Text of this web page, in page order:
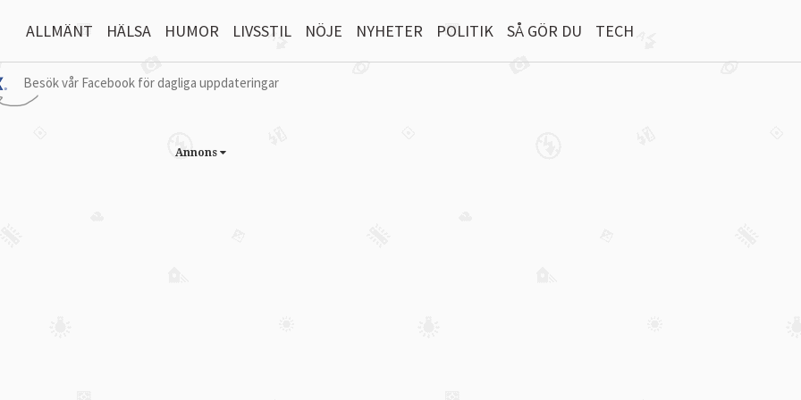
Besök vår Facebook för dagliga uppdateringar
ALLMÄNT HÄLSA HUMOR LIVSSTIL NÖJE NYHETER POLITIK SÅ GÖR DU TECH
Annons